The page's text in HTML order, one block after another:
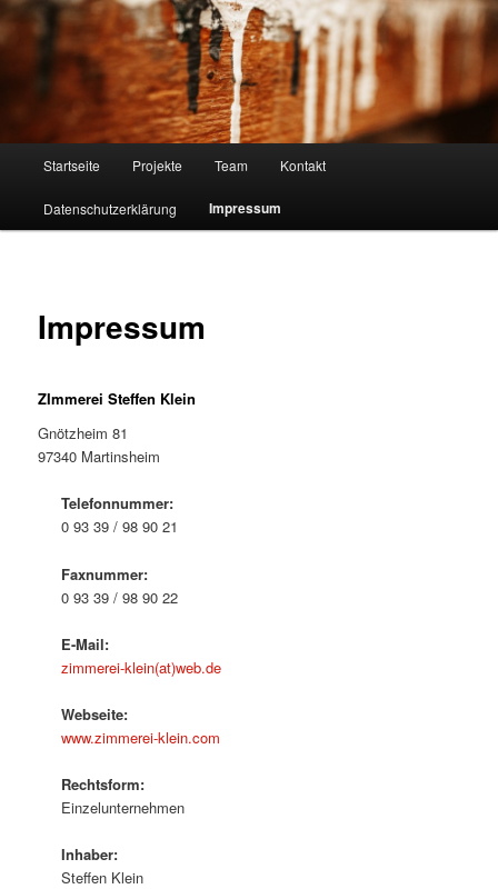
Zum
primären
ZIMMEREI KLEIN
Ihre Zimmerei
Startseite Projekte Team Kontakt
Datenschutzerklärung Impressum
Impressum
ZImmerei Steffen Klein
Gnötzheim 81
97340 Martinsheim
Telefonnummer:
0 93 39 / 98 90 21
Faxnummer:
0 93 39 / 98 90 22
E-Mail:
zimmerei-klein(at)web.de
Webseite:
www.zimmerei-klein.com
Rechtsform:
Einzelunternehmen
Inhaber:
Steffen Klein